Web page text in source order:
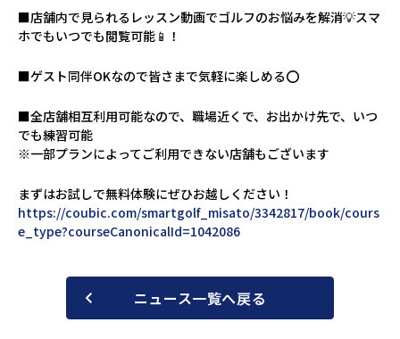
■店舗内で見られるレッスン動画でゴルフのお悩みを解消💡スマ
ホでもいつでも閲覧可能📱！
■ゲスト同伴OKなので皆さまで気軽に楽しめる⭕️
■全店舗相互利用可能なので、職場近くで、お出かけ先で、いつ
でも練習可能
※一部プランによってご利用できない店舗もございます
まずはお試しで無料体験にぜひお越しください！
https://coubic.com/smartgolf_misato/3342817/book/cours
e_type?courseCanonicalId=1042086
ニュース一覧へ戻る